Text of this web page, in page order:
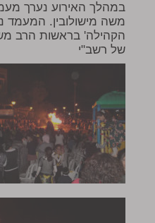
משה מישולובין. המעמד
הקהילה' בראשות הרב
של רשב"י